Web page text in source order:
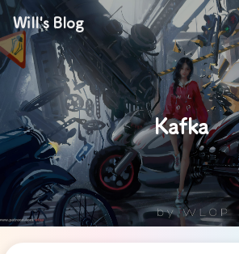
Will's Blog
Kafka